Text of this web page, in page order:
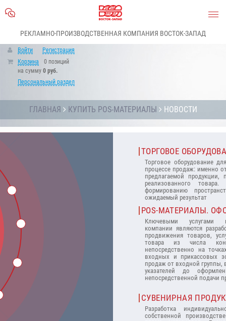
Войти
Регистрация
Корзина
0 позиций
на сумму 0 руб.
Персональный раздел
РЕКЛАМНО-ПРОИЗВОДСТВЕННАЯ КОМПАНИЯ ВОСТОК-ЗАПАД
ГЛАВНАЯ КУПИТЬ POS-МАТЕРИАЛЫ НОВОСТИ
ТОРГОВОЕ
Торговое оборудование
процессе продаж: именно
предлагаемой продукции,
реализованного
формированию
ожидаемый результат
POS-МАТЕРИАЛЫ.
Ключевыми услугами
компании являются
продвижения товаров,
товара из числа
непосредственно на
входных и прикассовых
продаж от входной
указателей до
непосредственной подачи
СУВЕНИРНАЯ
Разработка
собственной